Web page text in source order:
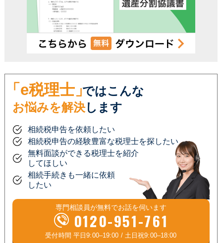
「e税理士」ではこんな
お悩みを解決します
相続税申告を依頼したい
相続税申告の経験豊富な税理士を探したい
無料面談ができる税理士を紹介
してほしい
相続手続きも一緒に依頼
したい
専門相談員が無料でお話を伺います
0120-951-761